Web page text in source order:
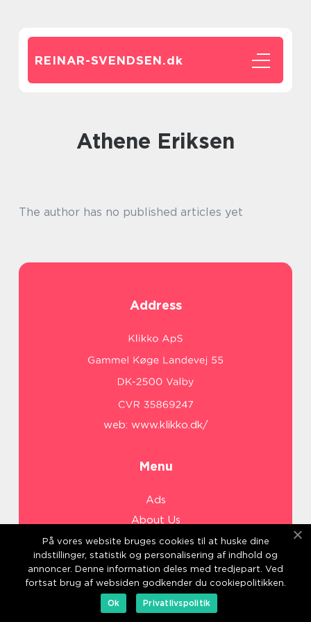
REINAR-SVENDSEN.dk
Athene Eriksen
The author has no published articles yet
Address
web: www.klikko.dk/
Menu
Ads
About Us
Cookies
Contact
Sitemap
På vores website bruges cookies til at huske dine
indstillinger, statistik og personalisering af indhold og
annoncer. Denne information deles med tredjepart. Ved
fortsat brug af websiden godkender du cookiepolitikken.
Ok
Privatlivspolitik